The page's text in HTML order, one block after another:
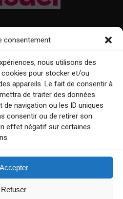
consentement
nous utilisons des
pour stocker et/ou
appareils. Le fait de consentir à
de traiter des données
navigation ou les ID uniques
consentir ou de retirer son
effet négatif sur certaines
Accepter
Refuser
: oû trouver Le Mensuel ?
magazine en ligne
évader le temps d’un week-end ou